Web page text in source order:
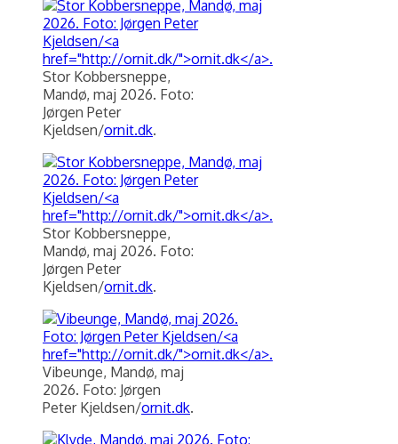
Stor Kobbersneppe,
Mandø, maj 2026. Foto:
Jørgen Peter
Kjeldsen/ornit.dk.
Stor Kobbersneppe,
Mandø, maj 2026. Foto:
Jørgen Peter
Kjeldsen/ornit.dk.
Vibeunge, Mandø, maj
2026. Foto: Jørgen
Peter Kjeldsen/ornit.dk.